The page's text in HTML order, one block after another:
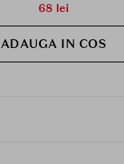
68 lei
ADAUGA IN COS